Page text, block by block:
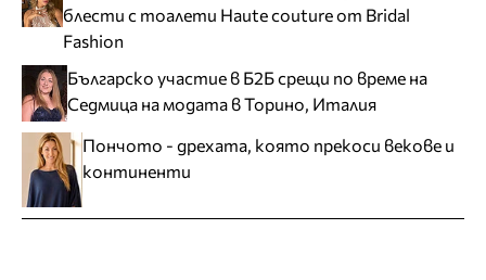
блести с тоалети Haute couture от Bridal
Fashion
Българско участие в Б2Б срещи по време на
Седмица на модата в Торино, Италия
Пончото - дрехата, която прекоси векове и
континенти